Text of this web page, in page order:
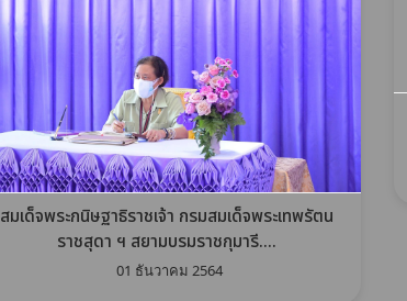
สมเด็จพระกนิษฐาธิราชเจ้า กรมสมเด็จพระเทพรัตน
ราชสุดา ฯ สยามบรมราชกุมารี....
01 ธันวาคม 2564